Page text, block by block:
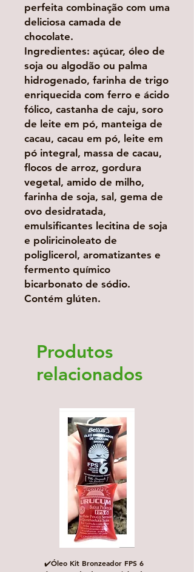
perfeita combinação com uma
deliciosa camada de
chocolate.
Ingredientes: açúcar, óleo de
soja ou algodão ou palma
hidrogenado, farinha de trigo
enriquecida com ferro e ácido
fólico, castanha de caju, soro
de leite em pó, manteiga de
cacau, cacau em pó, leite em
pó integral, massa de cacau,
flocos de arroz, gordura
vegetal, amido de milho,
farinha de soja, sal, gema de
ovo desidratada,
emulsificantes lecitina de soja
e poliricinoleato de
poliglicerol, aromatizantes e
fermento químico
bicarbonato de sódio.
Contém glúten.
Produtos
relacionados
✔️Óleo Kit Bronzeador FPS 6